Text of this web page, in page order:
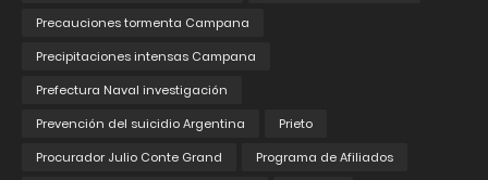
Precauciones tormenta Campana
Precipitaciones intensas Campana
Prefectura Naval investigación
Prevención del suicidio Argentina
Prieto
Procurador Julio Conte Grand
Programa de Afiliados